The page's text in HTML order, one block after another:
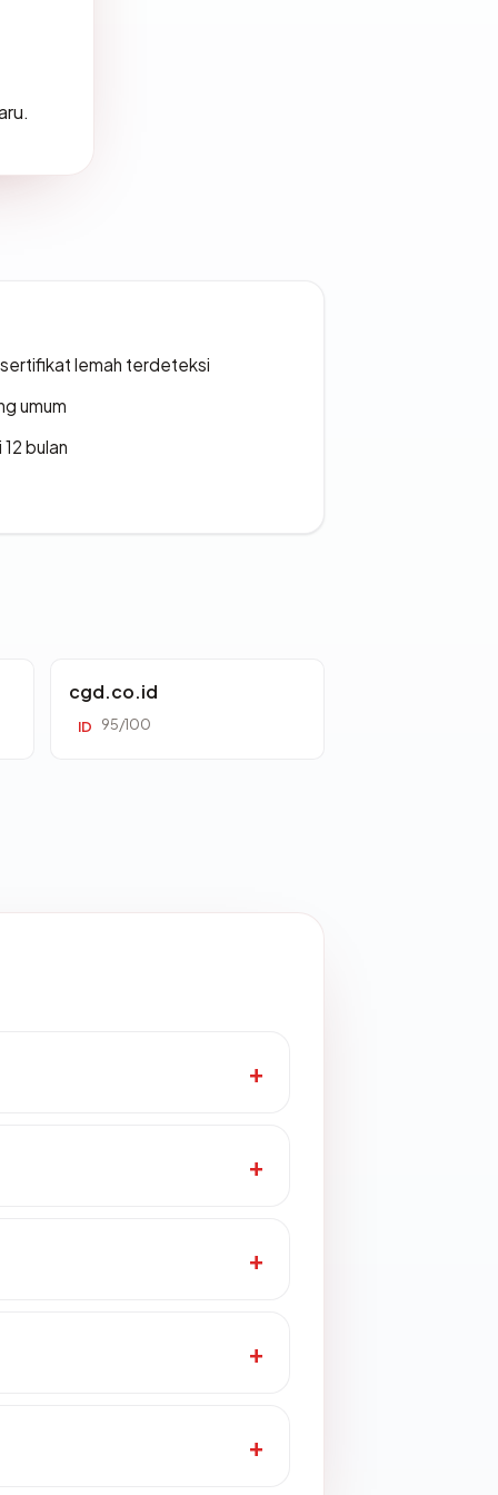
lemah terdeteksi
umum
bulan
cgd.co.id
ID 95/100